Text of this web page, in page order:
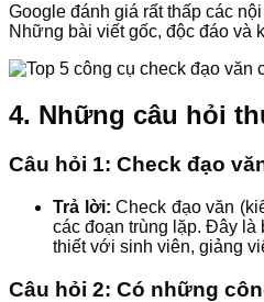
Google đánh giá rất thấp các
Những bài viết gốc, độc đáo và
4. Những câu hỏi
Câu hỏi 1: Check đạo
Trả lời:Check đạo văn
các đoạn trùng lặp. Đây là
thiết với sinh viên, giảng
Câu hỏi 2: Có những